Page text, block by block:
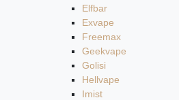
Elfbar
Exvape
Freemax
Geekvape
Golisi
Hellvape
Imist